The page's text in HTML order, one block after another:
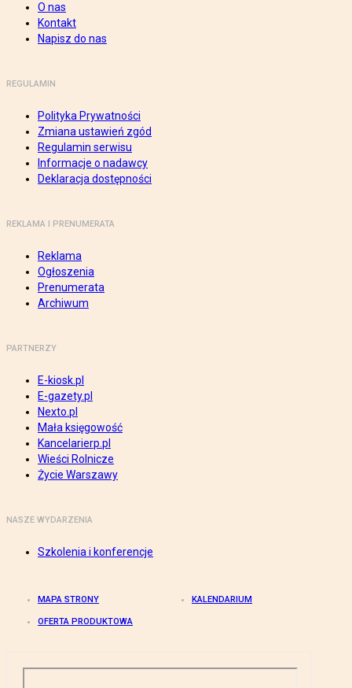
O nas
Kontakt
Napisz do nas
REGULAMIN
Polityka Prywatności
Zmiana ustawień zgód
Regulamin serwisu
Informacje o nadawcy
Deklaracja dostępności
REKLAMA I PRENUMERATA
Reklama
Ogłoszenia
Prenumerata
Archiwum
PARTNERZY
E-kiosk.pl
E-gazety.pl
Nexto.pl
Mała księgowość
Kancelarierp.pl
Wieści Rolnicze
Życie Warszawy
NASZE WYDARZENIA
Szkolenia i konferencje
MAPA STRONY KALENDARIUM
OFERTA PRODUKTOWA